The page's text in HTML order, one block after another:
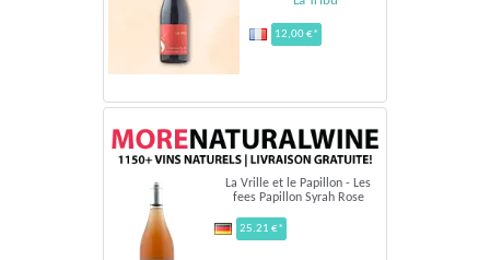
12,00 €*
La Vrille et le Papillon - Les
fees Papillon Syrah Rose
25.21 €*